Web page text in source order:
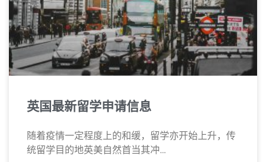
英国最新留学申请信息
随着疫情一定程度上的和缓，留学亦开始上升，传
统留学目的地英美自然首当其冲…